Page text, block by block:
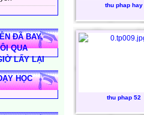
ĐÃ BAY,
QUA
LẤY LẠI
HỌC
thu phap hay
thu phap 52